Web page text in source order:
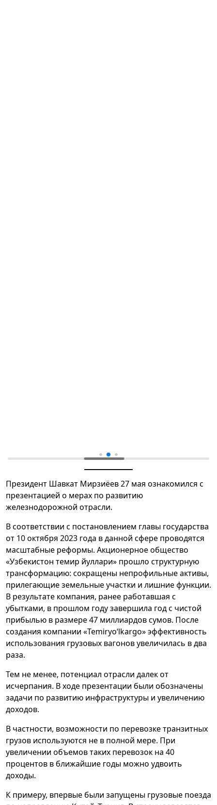
Президент Шавкат Мирзиёев 27 мая ознакомился с
презентацией о мерах по развитию
железнодорожной отрасли.
В соответствии с постановлением главы государства
от 10 октября 2023 года в данной сфере проводятся
масштабные реформы. Акционерное общество
«Узбекистон темир йуллари» прошло структурную
трансформацию: сокращены непрофильные активы,
прилегающие земельные участки и лишние функции.
В результате компания, ранее работавшая с
убытками, в прошлом году завершила год с чистой
прибылью в размере 47 миллиардов сумов. После
создания компании «Temiryoʻlkargo» эффективность
использования грузовых вагонов увеличилась в два
раза.
Тем не менее, потенциал отрасли далек от
исчерпания. В ходе презентации были обозначены
задачи по развитию инфраструктуры и увеличению
доходов.
В частности, возможности по перевозке транзитных
грузов используются не в полной мере. При
увеличении объемов таких перевозок на 40
процентов в ближайшие годы можно удвоить
доходы.
К примеру, впервые были запущены грузовые поезда